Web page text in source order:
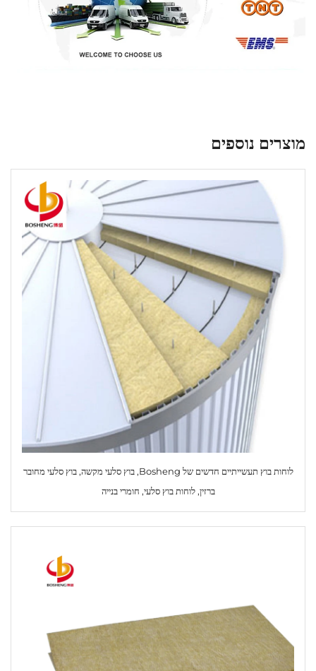
מוצרים נוספים
לוחות בוץ תעשייתיים חדשים של Bosheng, בוץ סלעי מקשה, בוץ סלעי מחובר
ברזין, לוחות בוץ סלעי, חומרי בנייה